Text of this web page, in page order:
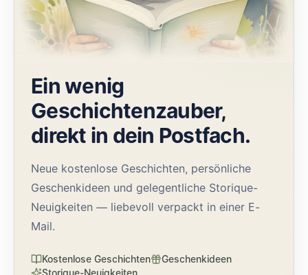
Ein wenig
Geschichtenzauber,
direkt in dein Postfach.
Neue kostenlose Geschichten, persönliche
Geschenkideen und gelegentliche Storique-
Neuigkeiten — liebevoll verpackt in einer E-
Mail.
Kostenlose Geschichten
Geschenkideen